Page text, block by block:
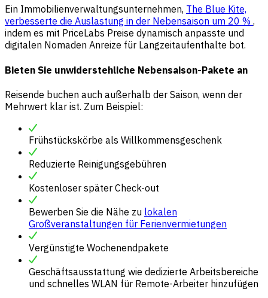
Ein Immobilienverwaltungsunternehmen, The Blue Kite,
verbesserte die Auslastung in der Nebensaison um 20 % ,
indem es mit PriceLabs Preise dynamisch anpasste und
digitalen Nomaden Anreize für Langzeitaufenthalte bot.
Bieten Sie unwiderstehliche Nebensaison-Pakete an
Reisende buchen auch außerhalb der Saison, wenn der
Mehrwert klar ist. Zum Beispiel:
Frühstückskörbe als Willkommensgeschenk
Reduzierte Reinigungsgebühren
Kostenloser später Check-out
Bewerben Sie die Nähe zu lokalen
Großveranstaltungen für Ferienvermietungen
Vergünstigte Wochenendpakete
Geschäftsausstattung wie dedizierte Arbeitsbereiche
und schnelles WLAN für Remote-Arbeiter hinzufügen